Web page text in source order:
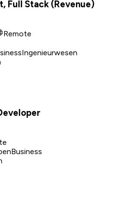
Full Stack (Revenue)
Remote
Ingenieurwesen
Business